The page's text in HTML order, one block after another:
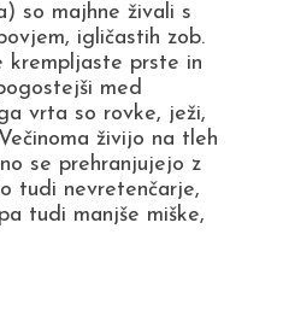
so majhne živali s
igličastih zob.
krempljaste prste in
med
vrta so rovke, ježi,
živijo na tleh
se prehranjujejo z
tudi nevretenčarje,
tudi manjše miške,